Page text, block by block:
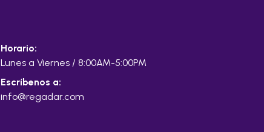
Horario:
Lunes a Viernes / 8:00AM-5:00PM
Escríbenos a:
info@regadar.com